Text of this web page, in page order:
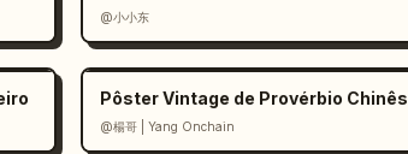
@小小东
Pôster Vintage de Provérbio Chinês
@楊哥 | Yang Onchain